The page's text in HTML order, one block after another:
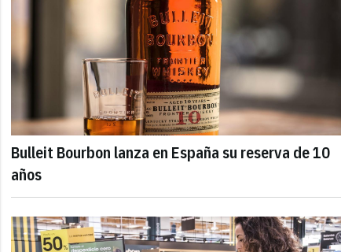
Bulleit Bourbon lanza en España su reserva de 10
años